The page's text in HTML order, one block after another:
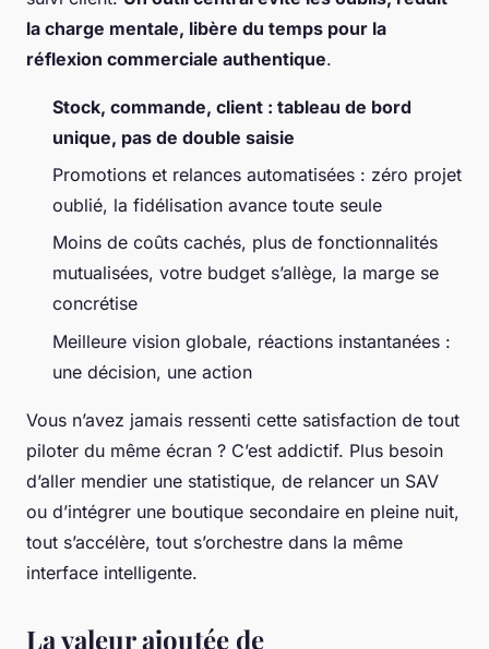
la charge mentale, libère du temps pour la
réflexion commerciale authentique.
Stock, commande, client : tableau de bord
unique, pas de double saisie
Promotions et relances automatisées : zéro projet
oublié, la fidélisation avance toute seule
Moins de coûts cachés, plus de fonctionnalités
mutualisées, votre budget s’allège, la marge se
concrétise
Meilleure vision globale, réactions instantanées :
une décision, une action
Vous n’avez jamais ressenti cette satisfaction de tout
piloter du même écran ? C’est addictif. Plus besoin
d’aller mendier une statistique, de relancer un SAV
ou d’intégrer une boutique secondaire en pleine nuit,
tout s’accélère, tout s’orchestre dans la même
interface intelligente.
La valeur ajoutée de